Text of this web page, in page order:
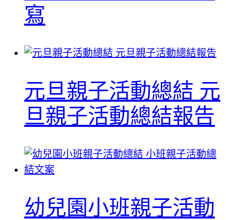
寫
元旦親子活動總結 元
旦親子活動總結報告
幼兒園小班親子活動